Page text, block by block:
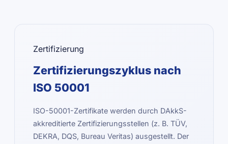
Zertifizierung
Zertifizierungszyklus nach
ISO 50001
ISO-50001-Zertifikate werden durch DAkkS-
akkreditierte Zertifizierungsstellen (z. B. TÜV,
DEKRA, DQS, Bureau Veritas) ausgestellt. Der